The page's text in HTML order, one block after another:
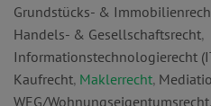
Grundstücks- &
Handels- & Gesellschaftsrecht,
Informationstechnologierecht
Kaufrecht, Maklerrecht,
WEG/Wohnungseigentumsrecht,